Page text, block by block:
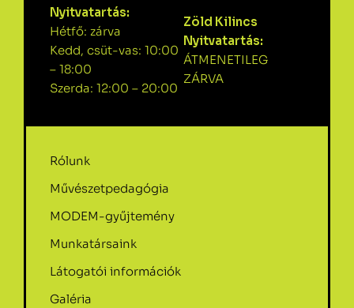
Nyitvatartás:
Hétfő: zárva
Kedd, csüt-vas: 10:00
– 18:00
Szerda: 12:00 – 20:00
Zöld Kilincs
Nyitvatartás:
ÁTMENETILEG
ZÁRVA
Rólunk
Művészetpedagógia
MODEM-gyűjtemény
Munkatársaink
Látogatói információk
Galéria